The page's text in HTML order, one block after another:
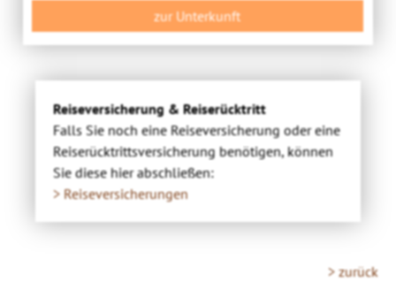
zur Unterkunft
Reiseversicherung & Reiserücktritt
Falls Sie noch eine Reiseversicherung oder eine
Reiserücktrittsversicherung benötigen, können
Sie diese hier abschließen:
> Reiseversicherungen
> zurück